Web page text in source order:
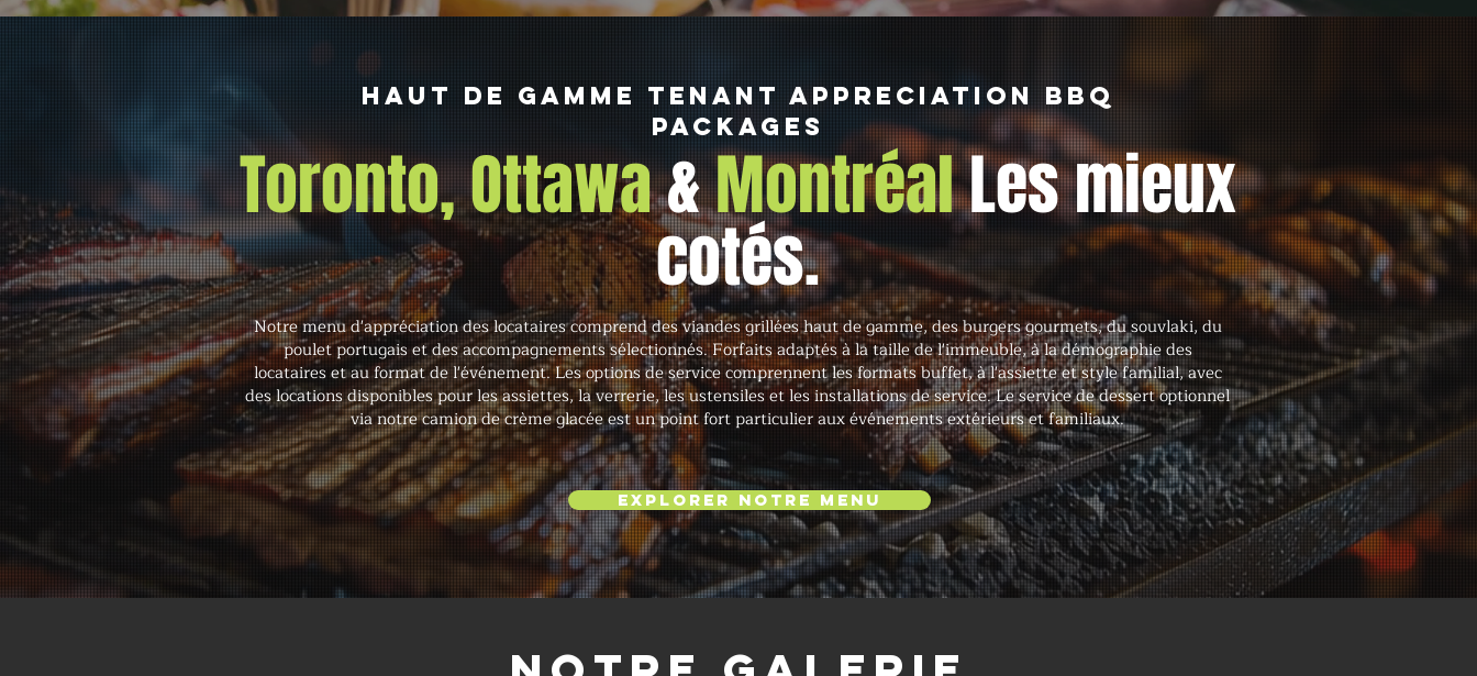
Haut de gamme Tenant Appreciation BBQ
Packages
Toronto, Ottawa&MontréalLes mieux
cotés.
Notre menu d'appréciation des locataires comprend des viandes grillées haut de gamme, des burgers gourmets, du souvlaki, du
poulet portugais et des accompagnements sélectionnés. Forfaits adaptés à la taille de l'immeuble, à la démographie des
locataires et au format de l'événement. Les options de service comprennent les formats buffet, à l'assiette et style familial, avec
des locations disponibles pour les assiettes, la verrerie, les ustensiles et les installations de service. Le service de dessert optionnel
via notre camion de crème glacée est un point fort particulier aux événements extérieurs et familiaux.
Explorer notre menu